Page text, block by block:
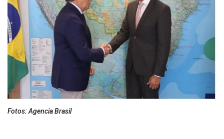
Fotos: Agencia Brasil